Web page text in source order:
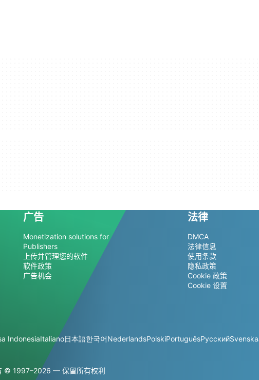
广告
Monetization solutions for
Publishers
上传并管理您的软件
软件政策
广告机会
法律
DMCA
法律信息
使用条款
隐私政策
Cookie 政策
Cookie 设置
IndonesiaItaliano日本語한국어NederlandsPolskiPortuguêsРусскийSvenska
© 1997–2026 — 保留所有权利